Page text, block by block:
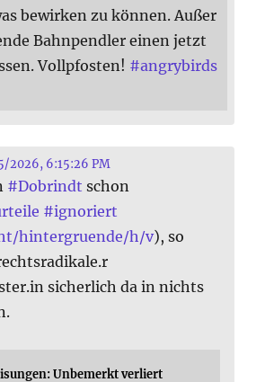
bewirken zu können. Außer
Bahnpendler einen jetzt
Vollpfosten! #angrybirds
2026, 6:15:26 PM
#Dobrindt schon
#ignoriert
hintergruende/h/v), so
sicherlich da in nichts
Unbemerkt verliert